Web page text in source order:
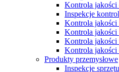
Kontrola
Inspekcje
Kontrola jakości
Kontrola
Kontrola jakości
Kontrola
Produkty przemysłowe
Inspekcje